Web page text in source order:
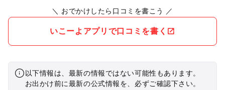
ください。とかいてありました。トップの予約なしOKを信じて
しまいました… なんにせよやってるかどうかは事前に電話確認
はしとけばよかったと反省です。 ホームページのブログも202
3年7月で止まってるので、ちゃんと確認すればよかったです。
＼ おでかけしたら口コミを書こう ／
いこーよアプリで口コミを書く
以下情報は、最新の情報ではない可能性もあります。
お出かけ前に最新の公式情報を、必ずご確認下さい。